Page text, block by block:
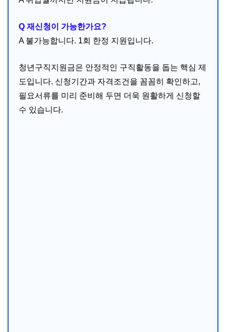
Q 재신청이 가능한가요?
A 불가능합니다. 1회 한정 지원입니다.
청년구직지원금은 안정적인 구직활동을 돕는 핵심 제
도입니다. 신청기간과 자격조건을 꼼꼼히 확인하고,
필요서류를 미리 준비해 두면 더욱 원활하게 신청할
수 있습니다.